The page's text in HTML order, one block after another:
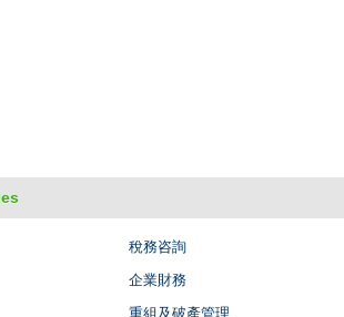
稅務咨詢
企業財務
重組及破產管理